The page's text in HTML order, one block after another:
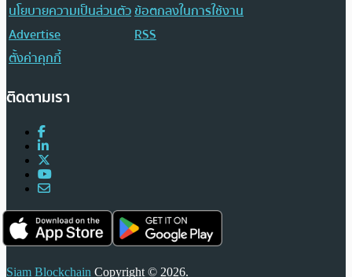
นโยบายความเป็นส่วนตัวข้อตกลงในการใช้งาน
Advertise
RSS
ตั้งค่าคุกกี้
ติดตามเรา
Siam Blockchain Copyright © 2026.